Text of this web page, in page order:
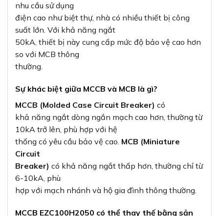
nhu cầu sử dụng
điện cao như biệt thự, nhà có nhiều thiết bị công
suất lớn. Với khả năng ngắt
50kA, thiết bị này cung cấp mức độ bảo vệ cao hơn
so với MCB thông
thường.
Sự khác biệt giữa MCCB và MCB là gì?
MCCB (Molded Case Circuit Breaker) có
khả năng ngắt dòng ngắn mạch cao hơn, thường từ
10kA trở lên, phù hợp với hệ
thống có yêu cầu bảo vệ cao. MCB (Miniature
Circuit
Breaker) có khả năng ngắt thấp hơn, thường chỉ từ
6-10kA, phù
hợp với mạch nhánh và hộ gia đình thông thường.
MCCB EZC100H2050 có thể thay thế bằng sản